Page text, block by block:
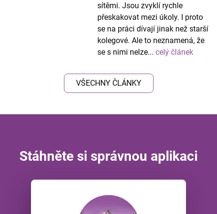
sítěmi. Jsou zvyklí rychle
přeskakovat mezi úkoly. I proto
se na práci dívají jinak než starší
kolegové. Ale to neznamená, že
se s nimi nelze... celý článek
VŠECHNY ČLÁNKY
Stáhněte si správnou aplikaci